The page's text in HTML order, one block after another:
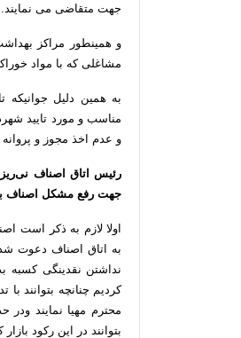
جهت متقاضی می نمایند
و همینطور مراکز
مشاغلی که با مواد
به همین دلیل جوانیکه
مناسب و مورد تایید
و عدم اخذ مجوز و پروانه
رئیس اتاق اصناف نیریز
جهت رفع مشکل اصناف
اولا لازم به ذکر است
به اتاق اصناف دعوت
نداشتن نقدینگی کسبه
کردیم چنانچه بتوانند با
محترم مهیا نمایند ودر
بتوانند در این رکود بازار